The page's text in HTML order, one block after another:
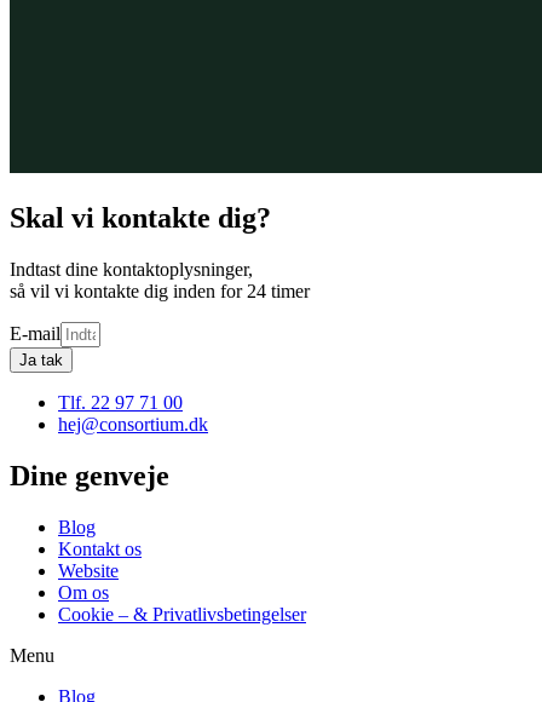
Skal vi kontakte dig?
Indtast dine kontaktoplysninger,
så vil vi kontakte dig inden for 24 timer
E-mail
Ja tak
Tlf. 22 97 71 00
hej@consortium.dk
Dine genveje
Blog
Kontakt os
Website
Om os
Cookie – & Privatlivsbetingelser
Menu
Blog